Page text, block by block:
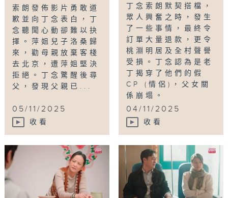
索朗發佈影片勇敢道
歉並向丁念表白，丁
念聽聞心動卻難以抉
擇。萍姐兒子洛桑歸
來，勸母親放棄客棧
去北京，遭萍姐堅決
拒絕。丁念驚醒後尋
父，發現父親已...
05/11/2025
收看
丁念索朗默契搭檔，
眾人興奮之時，發生
了一些事情，最終令
訂單大量退款，更令
桃淵明居及全村聲譽
受損。丁念認為是老
丁揭穿了他們的假
CP (情侶)，父女關
係崩塌。
04/11/2025
收看